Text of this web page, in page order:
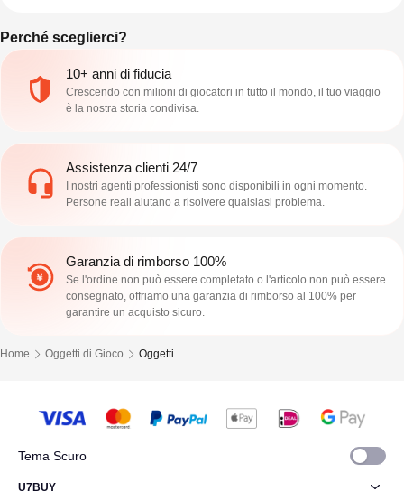
Perché sceglierci?
10+ anni di fiducia
Crescendo con milioni di giocatori in tutto il mondo, il tuo viaggio
è la nostra storia condivisa.
Assistenza clienti 24/7
I nostri agenti professionisti sono disponibili in ogni momento.
Persone reali aiutano a risolvere qualsiasi problema.
Garanzia di rimborso 100%
Se l'ordine non può essere completato o l'articolo non può essere
consegnato, offriamo una garanzia di rimborso al 100% per
garantire un acquisto sicuro.
Home Oggetti di Gioco Oggetti
Tema Scuro
U7BUY